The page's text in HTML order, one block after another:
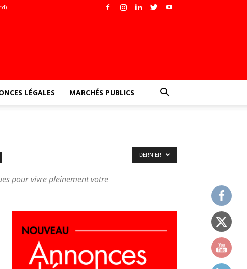
LÉGALES MARCHÉS PUBLICS
pour vivre pleinement votre
DERNIER